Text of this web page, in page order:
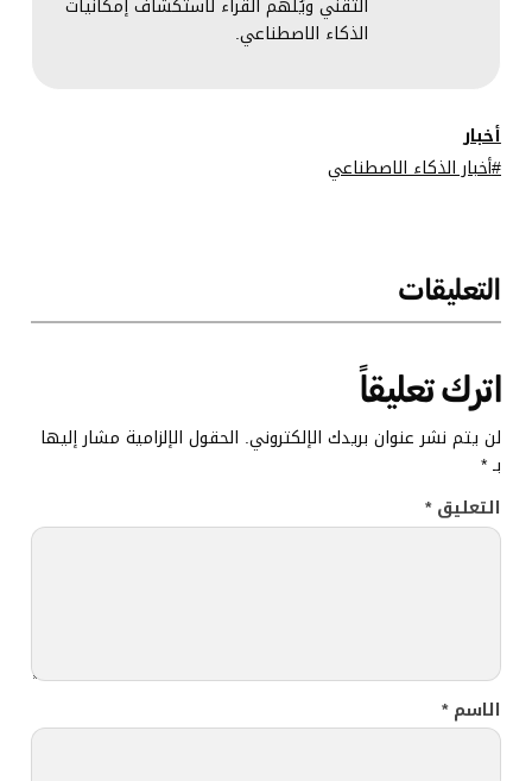
الذكاء الاصطناعي.
أخبار
أخبار الذكاء الاصطناعي
التعليقات
اترك تعليقاً
لن يتم نشر عنوان بريدك الإلكتروني. الحقول الإلزامية مشار إليها
بـ*
التعليق*
الاسم*